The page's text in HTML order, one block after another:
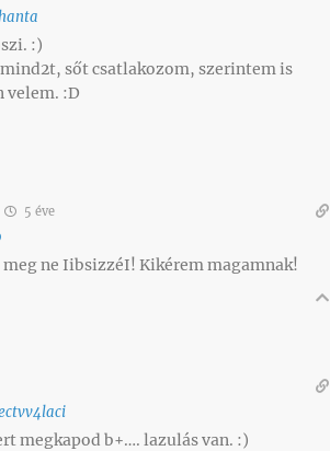
:)
sőt csatlakozom, szerintem is
velem. :D
5 éve
ne IibsizzéI! Kikérem magamnak!
megkapod b+…. lazulás van. :)